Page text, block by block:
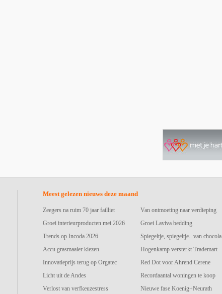
Meest gelezen nieuws deze maand
Zeegers na ruim 70 jaar failliet
Groei interieurproducten mei 2026
Trends op Incoda 2026
Accu grasmaaier kiezen
Innovatieprijs terug op Orgatec
Licht uit de Andes
Verlost van verfkeuzestress
Van ontmoeting naar verdieping
Groei Laviva bedding
Spiegeltje, spiegeltje.. van chocola
Hogenkamp versterkt Trademart
Red Dot voor Ahrend Cerene
Recordaantal woningen te koop
Nieuwe fase Koenig+Neurath